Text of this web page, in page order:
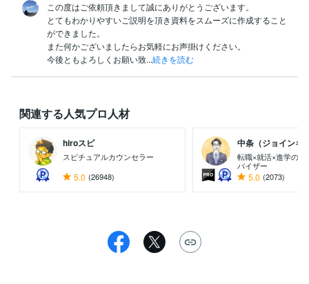
この度はご依頼頂きまして誠にありがとうございます。
とてもわかりやすいご説明を頂き資料をスムーズに作成すること
ができました。
また何かございましたらお気軽にお声掛けください。
今後ともよろしくお願い致...続きを読む
関連する人気プロ人材
hiroスピ
スピチュアルカウンセラー
5.0 (26948)
中条（ジョインキ
転職×就活×進学のト
バイザー
5.0 (2073)